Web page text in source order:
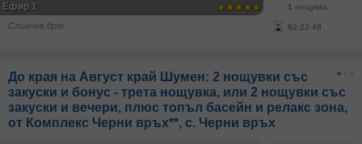
1 нощувка
82:22:48
Ефир 1
Слънчев бряг
До края на Август край Шумен: 2 нощувки със
закуски и бонус - трета нощувка, или 2 нощувки със
закуски и вечери, плюс топъл басейн и релакс зона,
от Комплекс Черни връх**, с. Черни връх